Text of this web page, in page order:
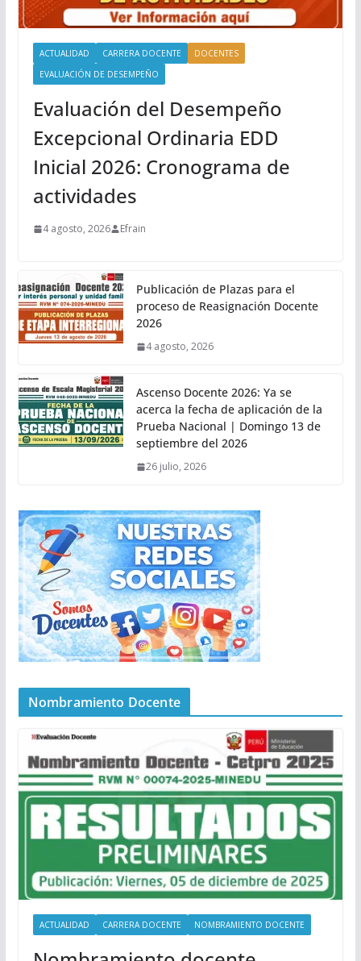
ACTUALIDAD CARRERA DOCENTE
DOCENTES
EVALUACIÓN DE DESEMPEÑO
Evaluación del Desempeño
Excepcional Ordinaria EDD
Inicial 2026: Cronograma de
actividades
4 agosto, 2026 Efrain
Publicación de Plazas para el
proceso de Reasignación Docente
2026
4 agosto, 2026
Ascenso Docente 2026: Ya se
acerca la fecha de aplicación de la
Prueba Nacional | Domingo 13 de
septiembre del 2026
26 julio, 2026
Nombramiento Docente
ACTUALIDAD CARRERA DOCENTE NOMBRAMIENTO DOCENTE